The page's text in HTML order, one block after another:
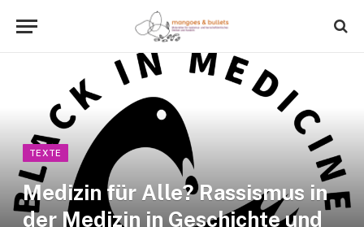
TEXTE
Medizin für Alle? Rassismus in
der Medizin in Geschichte und